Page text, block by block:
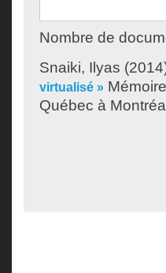
Nombre de
Snaiki, Ilyas
virtualisé »
Québec à